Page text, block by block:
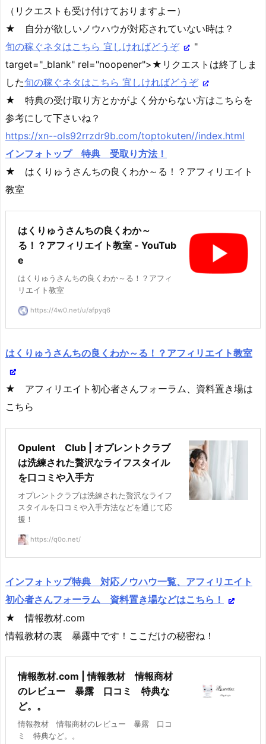
（リクエストも受け付けておりますよー）
★ 自分が欲しいノウハウが対応されていない時は？
旬の稼ぐネタはこちら 宜しければどうぞ
"
target="_blank" rel="noopener">★リクエストは終了しま
した旬の稼ぐネタはこちら 宜しければどうぞ
★ 特典の受け取り方とかがよく分からない方はこちらを
参考にして下さいね？
https://xn--ols92rrzdr9b.com/toptokuten//index.html
インフォトップ 特典 受取り方法！
★ はくりゅうさんちの良くわか～る！？アフィリエイト
教室
はくりゅうさんちの良くわか～
る！？アフィリエイト教室 - YouTub
e
はくりゅうさんちの良くわか～る！？アフィ
リエイト教室
https://4w0.net/u/afpyq6
はくりゅうさんちの良くわか～る！？アフィリエイト教室
★ アフィリエイト初心者さんフォーラム、資料置き場は
こちら
Opulent Club | オプレントクラブ
は洗練された贅沢なライフスタイル
を口コミや入手方
オプレントクラブは洗練された贅沢なライフ
スタイルを口コミや入手方法などを通じて応
援！
https://q0o.net/
インフォトップ特典 対応ノウハウ一覧、アフィリエイト
初心者さんフォーラム 資料置き場などはこちら！
★ 情報教材.com
情報教材の裏 暴露中です！ここだけの秘密ね！
情報教材.com | 情報教材 情報商材
のレビュー 暴露 口コミ 特典な
ど。。
情報教材 情報商材のレビュー 暴露 口コ
ミ 特典など。。